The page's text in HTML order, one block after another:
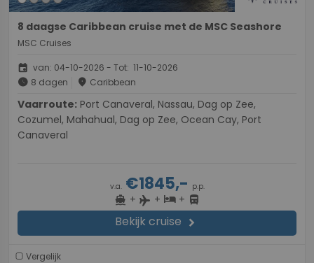
8 daagse Caribbean cruise met de MSC Seashore
MSC Cruises
event van: 04-10-2026 - Tot: 11-10-2026
schedule 8 dagen place Caribbean
Vaarroute:
Cozumel, Mahahual, Dag op Zee, Ocean Cay, Port
Canaveral
v.a.€1845,- p.p.
directions_boat + flight + hotel+ directions_bus
Bekijk cruise chevron_right
Vergelijk